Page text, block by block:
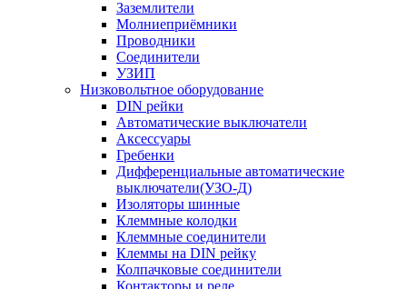
Заземлители
Молниеприёмники
Проводники
Соединители
УЗИП
Низковольтное оборудование
DIN рейки
Автоматические выключатели
Аксессуары
Гребенки
Дифференциальные автоматические
выключатели(УЗО-Д)
Изоляторы шинные
Клеммные колодки
Клеммные соединители
Клеммы на DIN рейку
Колпачковые соединители
Контакторы и реле